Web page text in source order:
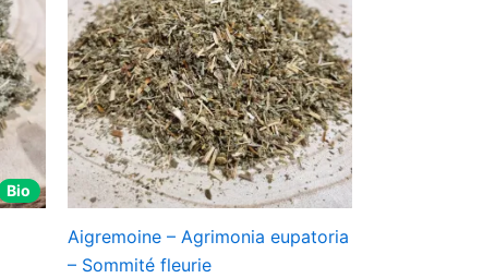
Bio
Aigremoine – Agrimonia eupatoria
– Sommité fleurie